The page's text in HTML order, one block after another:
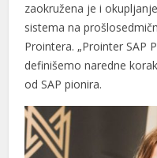
zaokružena je i
sistema na
Prointera. „Prointer SAP
definišemo naredne
od SAP pionira.